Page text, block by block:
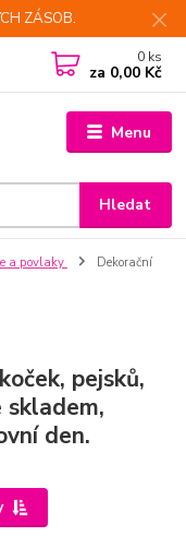
ZÁSOB.
Menu
Hledat
0 ks
za 0,00 Kč
a povlaky
Dekorační
pejsků,
skladem,
den.